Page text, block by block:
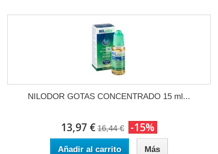
NILODOR GOTAS CONCENTRADO 15 ml...
13,97 € 16,44 € -15%
Añadir al carrito Más